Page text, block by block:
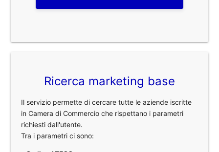
Ricerca marketing base
Il servizio permette di cercare tutte le aziende iscritte
in Camera di Commercio che rispettano i parametri
richiesti dall'utente.
Tra i parametri ci sono: